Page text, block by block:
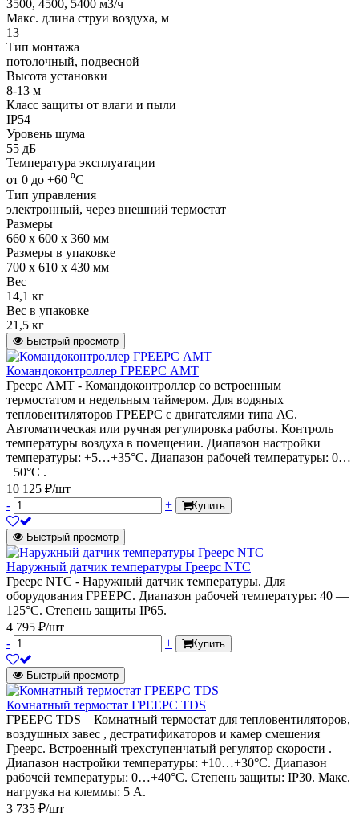
3500, 4500, 5400 м3/ч
Макс. длина струи воздуха, м
13
Тип монтажа
потолочный, подвесной
Высота установки
8-13 м
Класс защиты от влаги и пыли
IP54
Уровень шума
55 дБ
Температура эксплуатации
от 0 до +60 ⁰С
Тип управления
электронный, через внешний термостат
Размеры
660 x 600 x 360 мм
Размеры в упаковке
700 х 610 x 430 мм
Вес
14,1 кг
Вес в упаковке
21,5 кг
Быстрый просмотр
Командоконтроллер ГРЕЕРС AMT
Греерс AMT - Командоконтроллер со встроенным
термостатом и недельным таймером. Для водяных
тепловентиляторов ГРЕЕРС с двигателями типа АС.
Автоматическая или ручная регулировка работы. Контроль
температуры воздуха в помещении. Диапазон настройки
температуры: +5…+35°C. Диапазон рабочей температуры: 0…
+50°C .
10 125 ₽/шт
-
+ Купить
Быстрый просмотр
Наружный датчик температуры Греерс NTC
Греерс NTC - Наружный датчик температуры. Для
оборудования ГРЕЕРС. Диапазон рабочей температуры: 40 —
125°C. Степень защиты IP65.
4 795 ₽/шт
-
+ Купить
Быстрый просмотр
Комнатный термостат ГРЕЕРС TDS
ГРЕЕРС TDS – Комнатный термостат для тепловентиляторов,
воздушных завес , дестратификаторов и камер смешения
Греерс. Встроенный трехступенчатый регулятор скорости .
Диапазон настройки температуры: +10…+30°C. Диапазон
рабочей температуры: 0…+40°C. Степень защиты: IP30. Макс.
нагрузка на клеммы: 5 А.
3 735 ₽/шт